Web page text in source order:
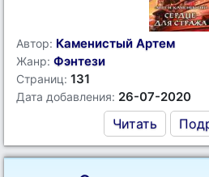
Автор: Каменистый Артем
Жанр: Фэнтези
Страниц: 131
Дата добавления: 26-07-2020
Читать